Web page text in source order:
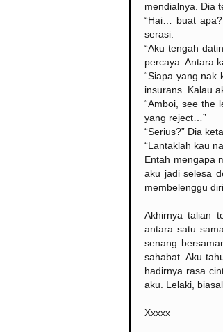
mendialnya. Dia
“Hai… buat
serasi.
“Aku tengah
percaya. Antara
“Siapa yang nak
insurans. Kalau
“Amboi, see the
yang reject…”
“Serius?” Dia
“Lantaklah kau
Entah mengapa
aku jadi selesa
membelenggu
Akhirnya talian
antara satu
senang
sahabat. Aku
hadirnya rasa
aku. Lelaki,
Xxxxx